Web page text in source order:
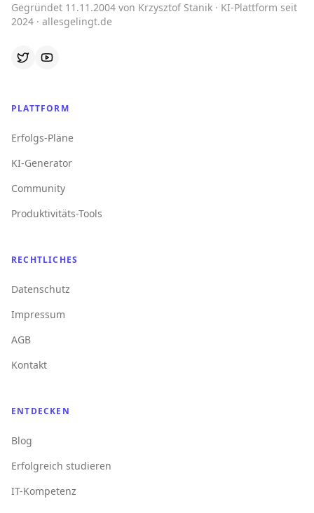
Gegründet 11.11.2004 von Krzysztof Stanik · KI-Plattform seit
2024 · allesgelingt.de
PLATTFORM
Erfolgs-Pläne
KI-Generator
Community
Produktivitäts-Tools
RECHTLICHES
Datenschutz
Impressum
AGB
Kontakt
ENTDECKEN
Blog
Erfolgreich studieren
IT-Kompetenz